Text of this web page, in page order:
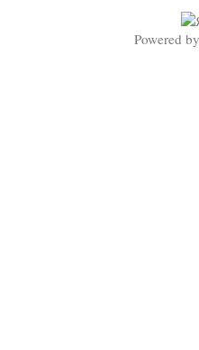
Powered